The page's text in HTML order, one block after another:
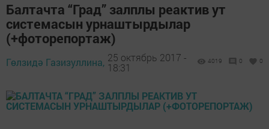
Балтачта “Град” залплы реактив ут
системасын урнаштырдылар
(+фоторепортаж)
Гөлзидә Газизуллина, 25 октябрь 2017 -
18:31
4019 0 0